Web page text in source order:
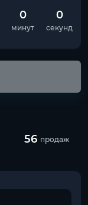
0
минут
0
секунд
56 продаж